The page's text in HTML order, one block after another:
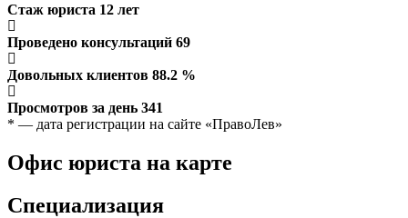
Стаж юриста 12 лет
Проведено консультаций 69
Довольных клиентов 88.2 %
Просмотров за день 341
* — дата регистрации на сайте «ПравоЛев»
Офис юриста на карте
Специализация